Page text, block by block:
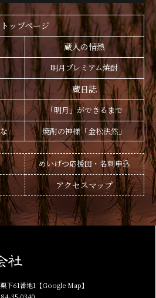
下61番地1 【Google Map】
トップページ
蔵人の情熱
明月プレミアム焼酎
蔵日誌
「明月」ができるまで
焼酎の神様「金松法然」
めいげつ応援団・名刺申込
アクセスマップ